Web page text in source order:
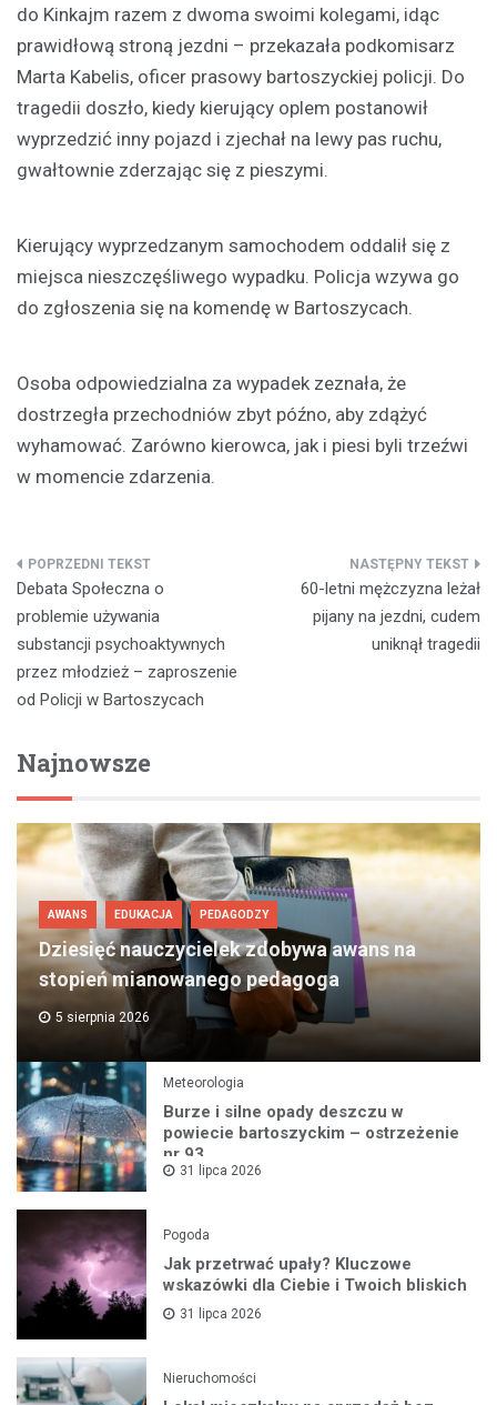
do Kinkajm razem z dwoma swoimi kolegami, idąc
prawidłową stroną jezdni – przekazała podkomisarz
Marta Kabelis, oficer prasowy bartoszyckiej policji. Do
tragedii doszło, kiedy kierujący oplem postanowił
wyprzedzić inny pojazd i zjechał na lewy pas ruchu,
gwałtownie zderzając się z pieszymi.
Kierujący wyprzedzanym samochodem oddalił się z
miejsca nieszczęśliwego wypadku. Policja wzywa go
do zgłoszenia się na komendę w Bartoszycach.
Osoba odpowiedzialna za wypadek zeznała, że
dostrzegła przechodniów zbyt późno, aby zdążyć
wyhamować. Zarówno kierowca, jak i piesi byli trzeźwi
w momencie zdarzenia.
Nawigacja
wpisu
Debata Społeczna o
problemie używania
substancji psychoaktywnych
przez młodzież – zaproszenie
od Policji w Bartoszycach
60-letni mężczyzna leżał
pijany na jezdni, cudem
uniknął tragedii
Najnowsze
AWANS EDUKACJA PEDAGODZY
Dziesięć nauczycielek zdobywa awans na
stopień mianowanego pedagoga
5 sierpnia 2026
Meteorologia
Burze i silne opady deszczu w
powiecie bartoszyckim – ostrzeżenie
nr 93
31 lipca 2026
Pogoda
Jak przetrwać upały? Kluczowe
wskazówki dla Ciebie i Twoich bliskich
31 lipca 2026
Nieruchomości